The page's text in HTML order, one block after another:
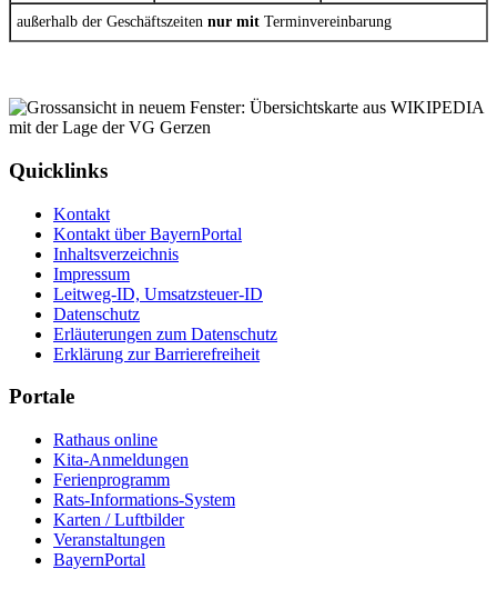
außerhalb der Geschäftszeiten nur mit Terminvereinbarung
Quicklinks
Kontakt
Kontakt über BayernPortal
Inhaltsverzeichnis
Impressum
Leitweg-ID, Umsatzsteuer-ID
Datenschutz
Erläuterungen zum Datenschutz
Erklärung zur Barrierefreiheit
Portale
Rathaus online
Kita-Anmeldungen
Ferienprogramm
Rats-Informations-System
Karten / Luftbilder
Veranstaltungen
BayernPortal